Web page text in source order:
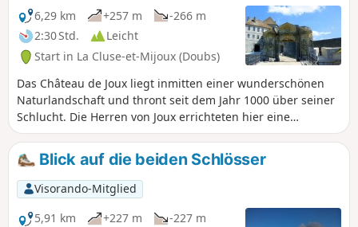
6,29 km
+257 m
-266 m
2:30 Std.
Leicht
Start in La Cluse-et-Mijoux (Doubs)
Das Château de Joux liegt inmitten einer wunderschönen
Naturlandschaft und thront seit dem Jahr 1000 über seiner
Schlucht. Die Herren von Joux errichteten hier eine
Mautstelle und konnten so diese steinerne Festung bauen.
Sie durchqueren beide Hänge der Schlucht, indem Sie den
Larmont-Sattel bis zum Fort Mahler hinaufsteigen, wo Sie
einen herrlichen Blick auf dieses Schloss haben, das mit
seiner imposanten Strenge eines mittelalterlichen Wächters
über das Tal wacht.
Blick auf die beiden Schlösser
Visorando-Mitglied
5,91 km
+227 m
-227 m